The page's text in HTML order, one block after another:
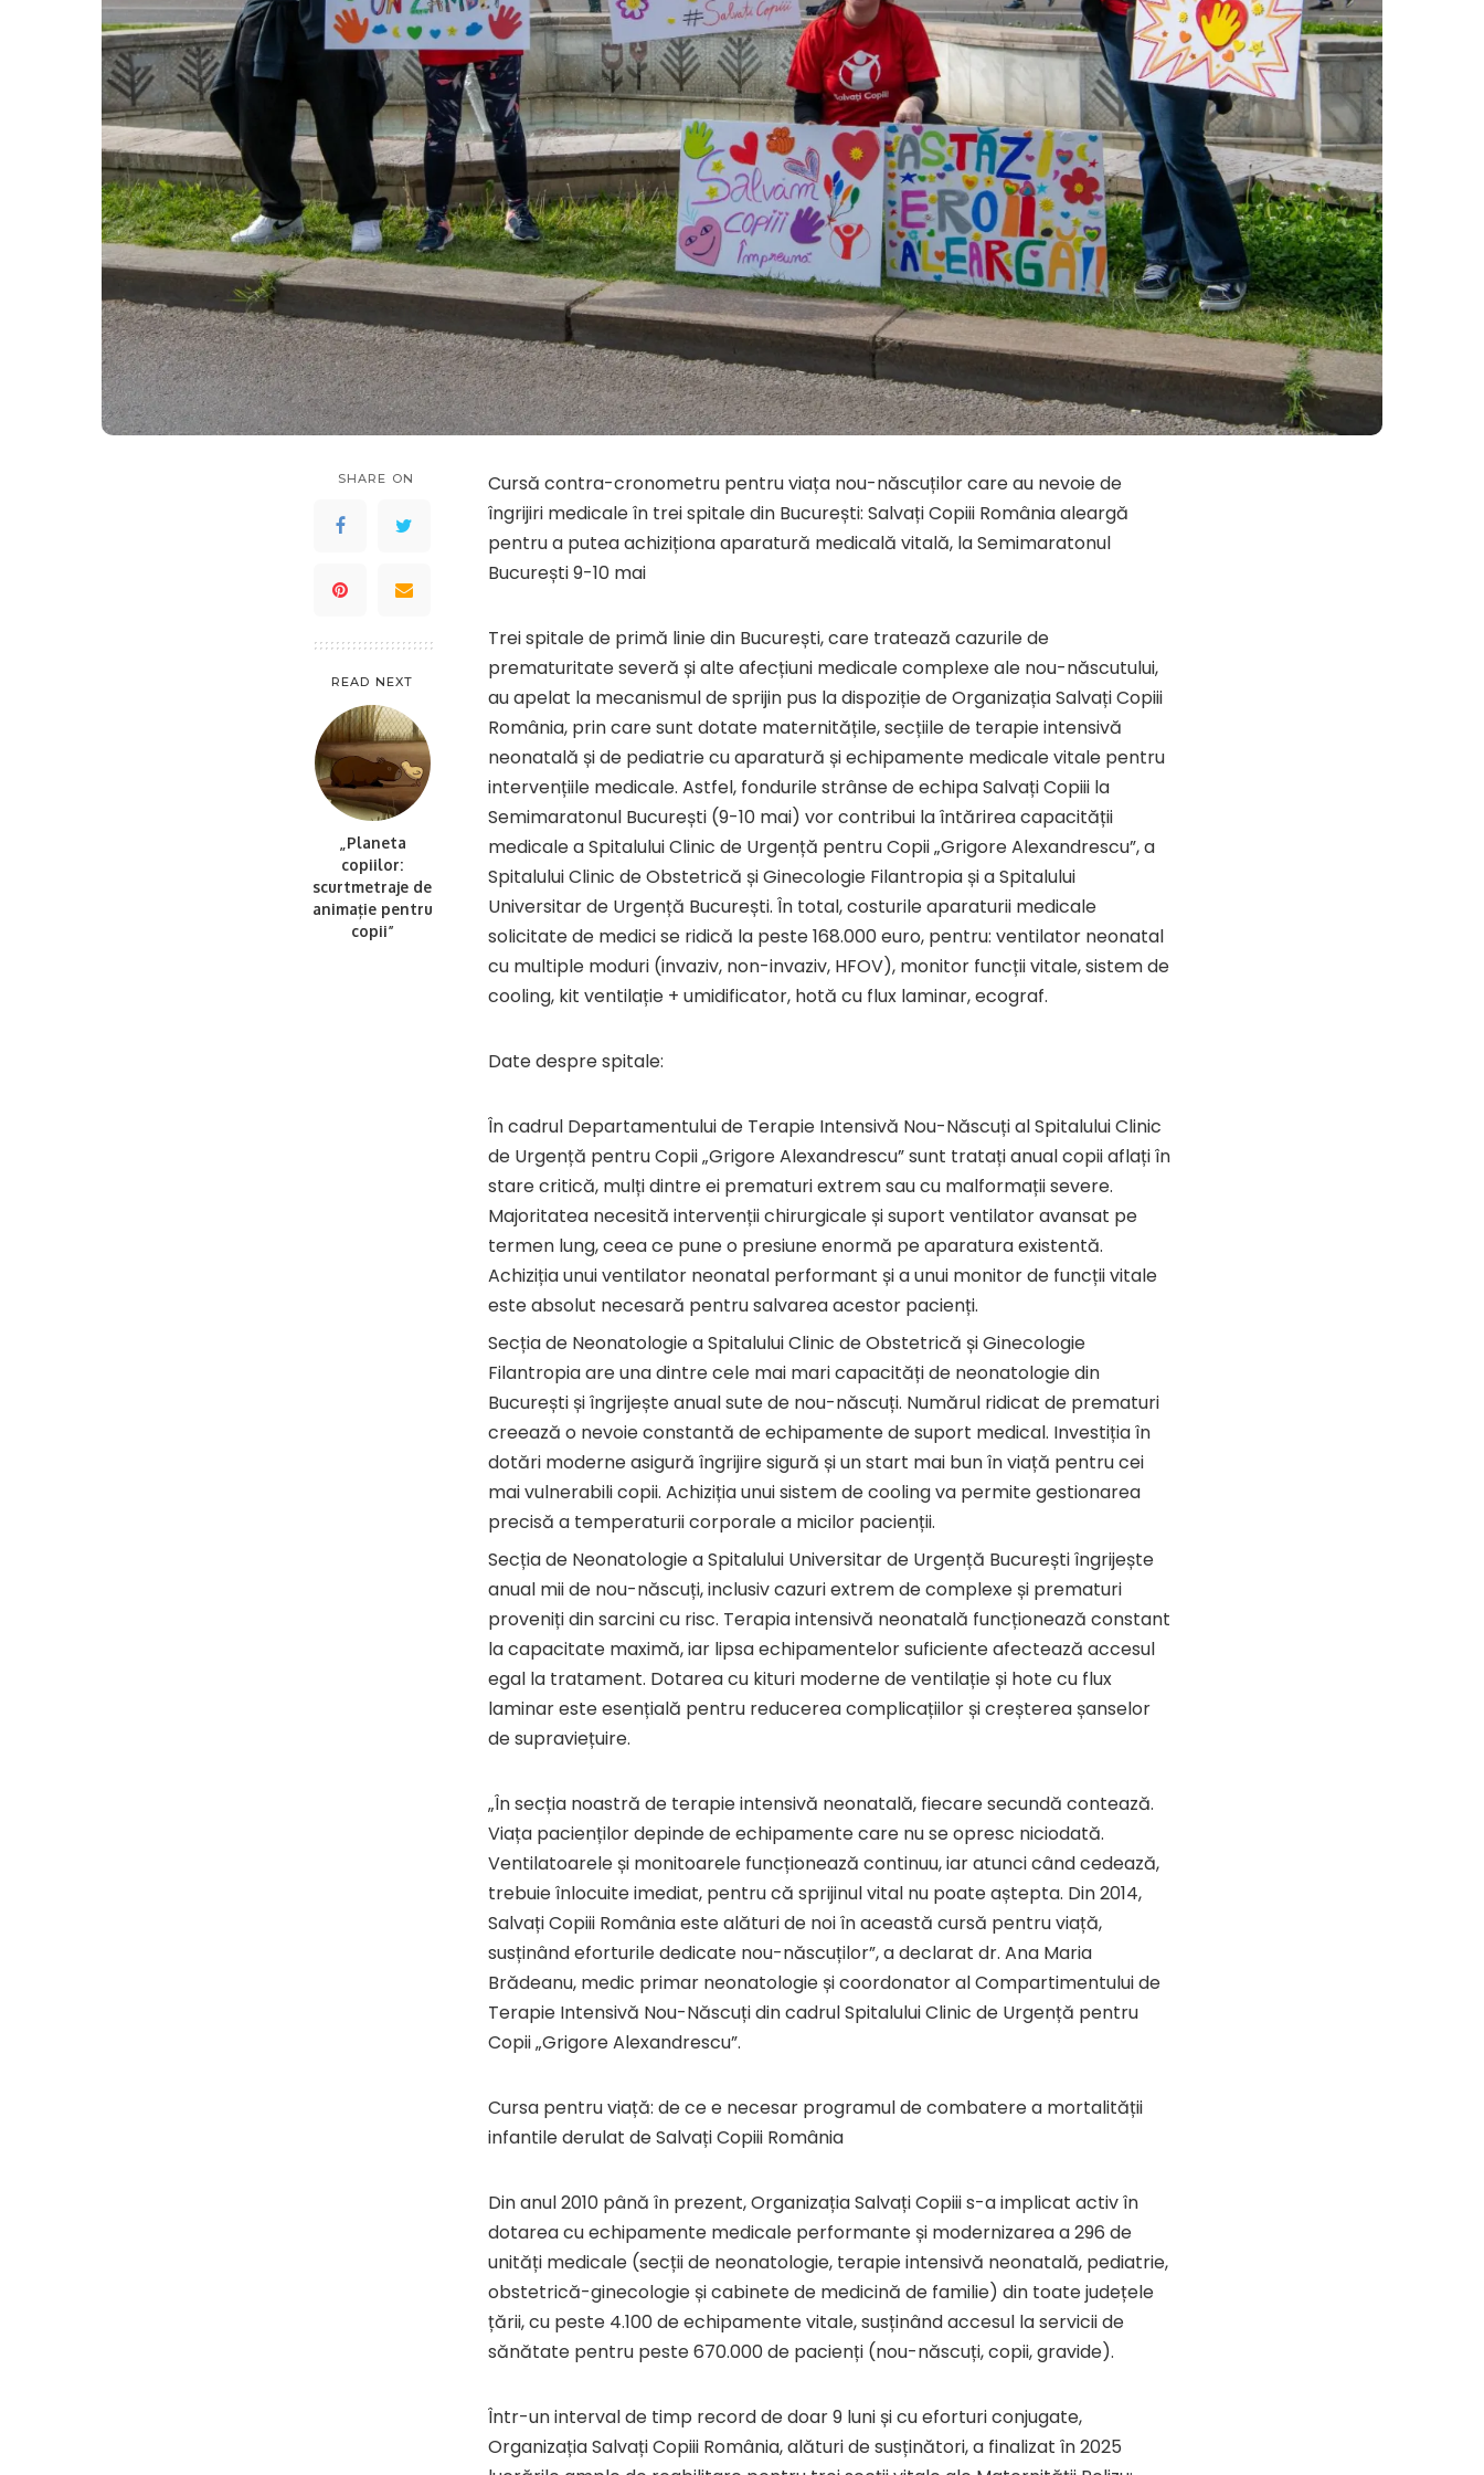
SHARE ON
READ NEXT
„Planeta
copiilor:
scurtmetraje de
animație pentru
copii”
Cursă contra-cronometru pentru viața nou-născuților care au nevoie de
îngrijiri medicale în trei spitale din București: Salvați Copiii România aleargă
pentru a putea achiziționa aparatură medicală vitală, la Semimaratonul
București 9-10 mai
Trei spitale de primă linie din București, care tratează cazurile de
prematuritate severă și alte afecțiuni medicale complexe ale nou-născutului,
au apelat la mecanismul de sprijin pus la dispoziție de Organizația Salvați Copiii
România, prin care sunt dotate maternitățile, secțiile de terapie intensivă
neonatală și de pediatrie cu aparatură și echipamente medicale vitale pentru
intervențiile medicale. Astfel, fondurile strânse de echipa Salvați Copiii la
Semimaratonul București (9-10 mai) vor contribui la întărirea capacității
medicale a Spitalului Clinic de Urgență pentru Copii „Grigore Alexandrescu”, a
Spitalului Clinic de Obstetrică și Ginecologie Filantropia și a Spitalului
Universitar de Urgență București. În total, costurile aparaturii medicale
solicitate de medici se ridică la peste 168.000 euro, pentru: ventilator neonatal
cu multiple moduri (invaziv, non-invaziv, HFOV), monitor funcții vitale, sistem de
cooling, kit ventilație + umidificator, hotă cu flux laminar, ecograf.
Date despre spitale:
În cadrul Departamentului de Terapie Intensivă Nou-Născuți al Spitalului Clinic
de Urgență pentru Copii „Grigore Alexandrescu” sunt tratați anual copii aflați în
stare critică, mulți dintre ei prematuri extrem sau cu malformații severe.
Majoritatea necesită intervenții chirurgicale și suport ventilator avansat pe
termen lung, ceea ce pune o presiune enormă pe aparatura existentă.
Achiziția unui ventilator neonatal performant și a unui monitor de funcții vitale
este absolut necesară pentru salvarea acestor pacienți.
Secția de Neonatologie a Spitalului Clinic de Obstetrică și Ginecologie
Filantropia are una dintre cele mai mari capacități de neonatologie din
București și îngrijește anual sute de nou-născuți. Numărul ridicat de prematuri
creează o nevoie constantă de echipamente de suport medical. Investiția în
dotări moderne asigură îngrijire sigură și un start mai bun în viață pentru cei
mai vulnerabili copii. Achiziția unui sistem de cooling va permite gestionarea
precisă a temperaturii corporale a micilor pacienții.
Secția de Neonatologie a Spitalului Universitar de Urgență București îngrijește
anual mii de nou-născuți, inclusiv cazuri extrem de complexe și prematuri
proveniți din sarcini cu risc. Terapia intensivă neonatală funcționează constant
la capacitate maximă, iar lipsa echipamentelor suficiente afectează accesul
egal la tratament. Dotarea cu kituri moderne de ventilație și hote cu flux
laminar este esențială pentru reducerea complicațiilor și creșterea șanselor
de supraviețuire.
„În secția noastră de terapie intensivă neonatală, fiecare secundă contează.
Viața pacienților depinde de echipamente care nu se opresc niciodată.
Ventilatoarele și monitoarele funcționează continuu, iar atunci când cedează,
trebuie înlocuite imediat, pentru că sprijinul vital nu poate aștepta. Din 2014,
Salvați Copiii România este alături de noi în această cursă pentru viață,
susținând eforturile dedicate nou-născuților”, a declarat dr. Ana Maria
Brădeanu, medic primar neonatologie și coordonator al Compartimentului de
Terapie Intensivă Nou-Născuți din cadrul Spitalului Clinic de Urgență pentru
Copii „Grigore Alexandrescu”.
Cursa pentru viață: de ce e necesar programul de combatere a mortalității
infantile derulat de Salvați Copiii România
Din anul 2010 până în prezent, Organizația Salvați Copiii s-a implicat activ în
dotarea cu echipamente medicale performante și modernizarea a 296 de
unități medicale (secții de neonatologie, terapie intensivă neonatală, pediatrie,
obstetrică-ginecologie și cabinete de medicină de familie) din toate județele
țării, cu peste 4.100 de echipamente vitale, susținând accesul la servicii de
sănătate pentru peste 670.000 de pacienți (nou-născuți, copii, gravide).
Într-un interval de timp record de doar 9 luni și cu eforturi conjugate,
Organizația Salvați Copiii România, alături de susținători, a finalizat în 2025